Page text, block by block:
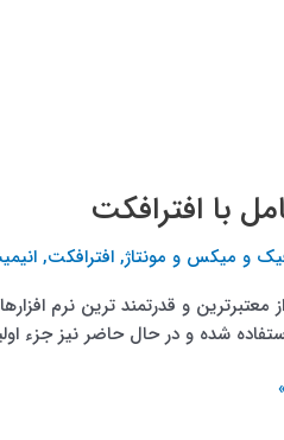
با افترافکت
و میکس و مونتاژ, افترافکت,
شده و در حال حاضر نیز جزء